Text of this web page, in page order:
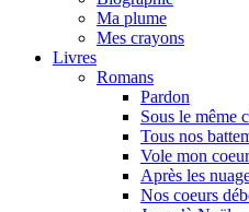
Ma plume
Mes crayons
Livres
Romans
Pardon
Sous le même
Tous nos
Vole mon
Après les
Nos coeurs